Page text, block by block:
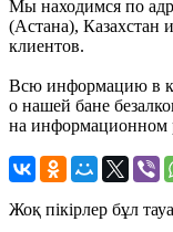
Мы находимся по
(Астана), Казахстан
клиентов.
Всю информацию в
о нашей бане
на информационном
Жоқ пікірлер бұл